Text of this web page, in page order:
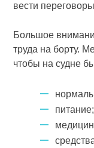
вести
Большое
труда на борту.
чтобы на судне
питание;